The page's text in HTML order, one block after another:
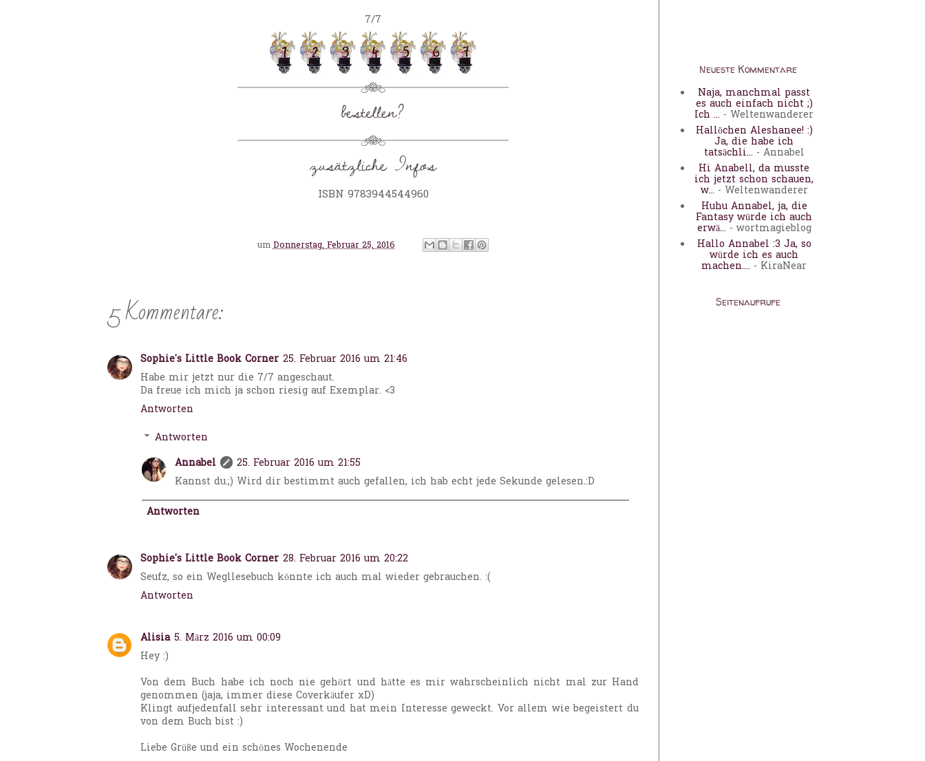
7/7
ISBN 9783944544960
umDonnerstag, Februar 25, 2016
5 Kommentare:
Sophie's Little Book Corner 25. Februar 2016 um 21:46
Habe mir jetzt nur die 7/7 angeschaut.
Da freue ich mich ja schon riesig auf Exemplar. <3
Antworten
Antworten
Annabel
25. Februar 2016 um 21:55
Kannst du.;) Wird dir bestimmt auch gefallen, ich hab echt jede Sekunde gelesen.:D
Antworten
Sophie's Little Book Corner 28. Februar 2016 um 20:22
Seufz, so ein Wegllesebuch könnte ich auch mal wieder gebrauchen. :(
Antworten
Alisia 5. März 2016 um 00:09
Hey :)
Von dem Buch habe ich noch nie gehört und hätte es mir wahrscheinlich nicht mal zur Hand
genommen (jaja, immer diese Coverkäufer xD)
Klingt aufjedenfall sehr interessant und hat mein Interesse geweckt. Vor allem wie begeistert du
von dem Buch bist :)
Liebe Grüße und ein schönes Wochenende
Neueste Kommentare
Naja, manchmal passt
es auch einfach nicht ;)
Ich ... - Weltenwanderer
Hallöchen Aleshanee! :)
Ja, die habe ich
tatsächli... - Annabel
Hi Anabell, da musste
ich jetzt schon schauen,
w... - Weltenwanderer
Huhu Annabel, ja, die
Fantasy würde ich auch
erwä... - wortmagieblog
Hallo Annabel :3 Ja, so
würde ich es auch
machen.... - KiraNear
Seitenaufrufe